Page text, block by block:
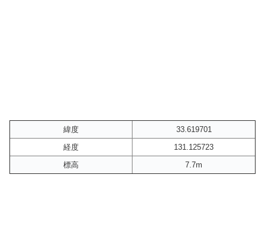
緯度
33.619701
経度
131.125723
標高
7.7m